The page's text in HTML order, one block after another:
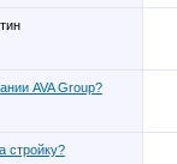
AVA Group?
стройку?